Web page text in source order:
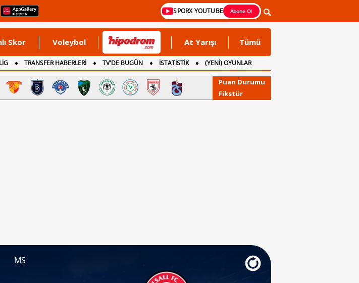
SPORX YOUTUBE Abone Ol
Skor Voleybol At Yarışı Tümü
TRANSFER HABERLERİ TV'DE BUGÜN İSTATİSTİK
(YENİ) OYUNLAR
Puan Durumu
Fikstür
MS